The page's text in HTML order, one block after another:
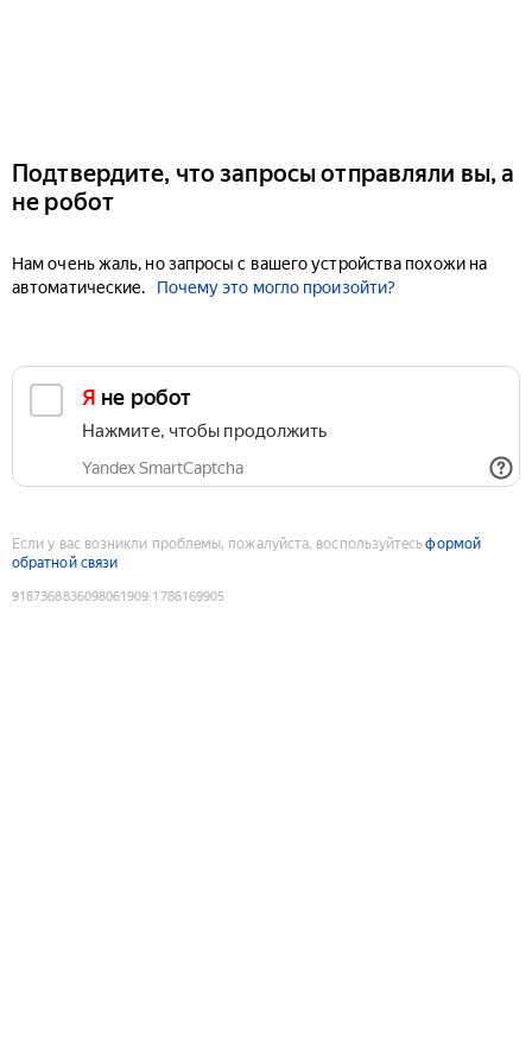
Подтвердите, что запросы отправляли вы, а
не робот
Нам очень жаль, но запросы с вашего устройства похожи на
автоматические.
Почему это могло произойти?
Я не робот
Нажмите, чтобы продолжить
Yandex SmartCaptcha
Если у вас возникли проблемы, пожалуйста, воспользуйтесьформой
обратной связи
9187368836098061909:1786169905